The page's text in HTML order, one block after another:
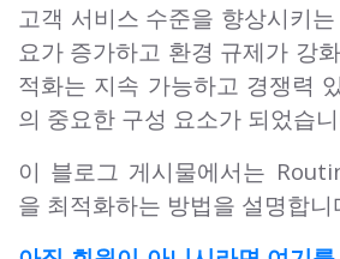
고객 서비스 수준을 향상시키
요가 증가하고 환경 규제가 강
적화는 지속 가능하고 경쟁력
의 중요한 구성 요소가 되었습
이 블로그 게시물에서는
을 최적화하는 방법을 설명합니